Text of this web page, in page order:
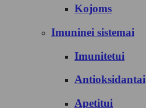
Kojoms
Imuninei sistemai
Imunitetui
Antioksidantai
Apetitui